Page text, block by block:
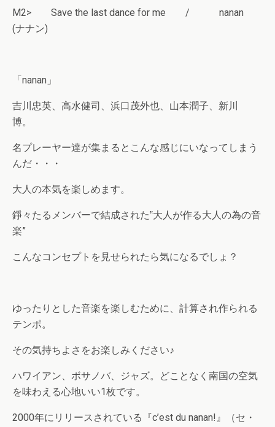
M2> Save the last dance for me / nanan
(ナナン)
「nanan」
吉川忠英、高水健司、浜口茂外也、山本潤子、新川
博。
名プレーヤー達が集まるとこんな感じにいなってしまう
んだ・・・
大人の本気を楽しめます。
錚々たるメンバーで結成された‟大人が作る大人の為の音
楽”
こんなコンセプトを見せられたら気になるでしょ？
ゆったりとした音楽を楽しむために、計算され作られる
テンポ。
その気持ちよさをお楽しみください♪
ハワイアン、ボサノバ、ジャズ。どことなく南国の空気
を味わえる心地いい1枚です。
2000年にリリースされている『c’est du nanan!』（セ・